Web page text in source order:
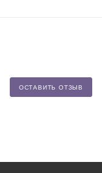
ОСТАВИТЬ ОТЗЫВ